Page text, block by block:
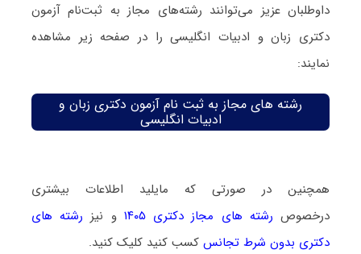
داوطلبان عزیز می‌توانند رشته‌های مجاز به ثبت‌نام آزمون
دکتری زبان و ادبیات انگلیسی را در صفحه زیر مشاهده
نمایند:
رشته های مجاز به ثبت نام آزمون دکتری زبان و
ادبیات انگلیسی
همچنین در صورتی که مایلید اطلاعات بیشتری
درخصوص رشته های مجاز دکتری ۱۴۰۵ و نیز رشته های
دکتری بدون شرط تجانسکسب کنید کلیک کنید.